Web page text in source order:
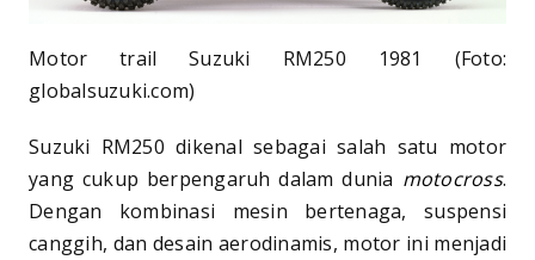
Motor trail Suzuki RM250 1981 (Foto:
globalsuzuki.com)
Suzuki RM250 dikenal sebagai salah satu motor
yang cukup berpengaruh dalam dunia motocross.
Dengan kombinasi mesin bertenaga, suspensi
canggih, dan desain aerodinamis, motor ini menjadi